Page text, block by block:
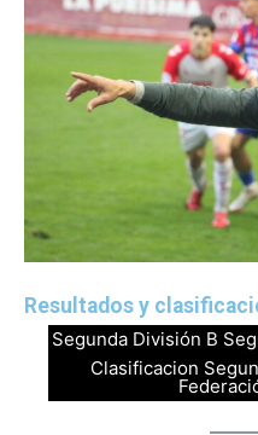
Resultados y
Segunda División B
Clasificacion